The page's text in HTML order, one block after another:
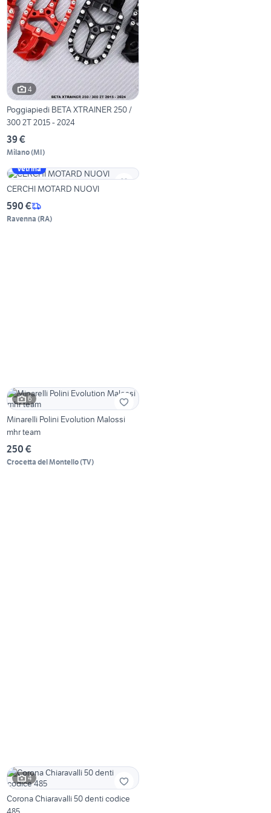
4
Poggiapiedi BETA XTRAINER 250 /
300 2T 2015 - 2024
39 €
Milano(MI)
Vetrina
CERCHI MOTARD NUOVI
590 €
Ravenna (RA)
6
Minarelli Polini Evolution Malossi
mhr team
250 €
Crocetta del Montello(TV)
4
Corona Chiaravalli 50 denti codice